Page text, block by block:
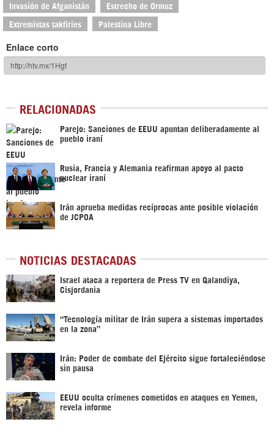
Invasión de Afganistán Estrecho de Ormuz
Extremistas takfiríes Palestina Libre
Enlace corto
RELACIONADAS
Parejo: Sanciones de EEUU apuntan deliberadamente al
pueblo iraní
Rusia, Francia y Alemania reafirman apoyo al pacto
nuclear iraní
Irán aprueba medidas recíprocas ante posible violación
de JCPOA
NOTICIAS DESTACADAS
Israel ataca a reportera de Press TV en Qalandiya,
Cisjordania
“Tecnología militar de Irán supera a sistemas importados
en la zona”
Irán: Poder de combate del Ejército sigue fortaleciéndose
sin pausa
EEUU oculta crímenes cometidos en ataques en Yemen,
revela informe